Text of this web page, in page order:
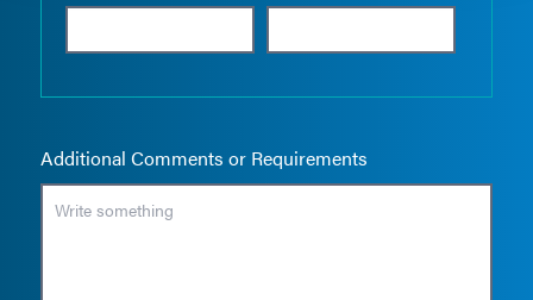
Additional Comments or Requirements